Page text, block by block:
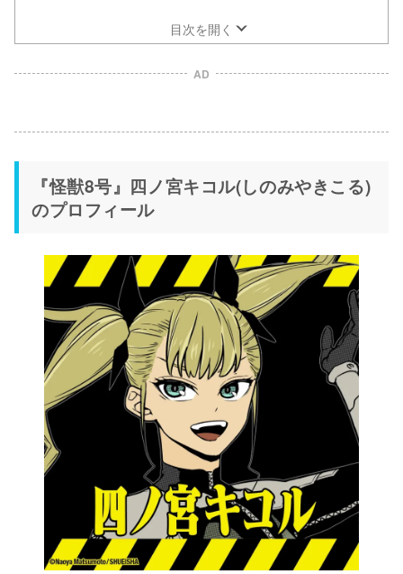
目次を開く
AD
『怪獣8号』四ノ宮キコル(しのみやきこる)
のプロフィール